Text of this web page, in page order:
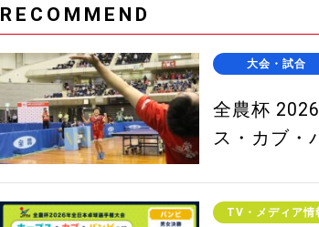
RECOMMEND
大会・試合
全農杯
ス・カブ・
TV・メディア情